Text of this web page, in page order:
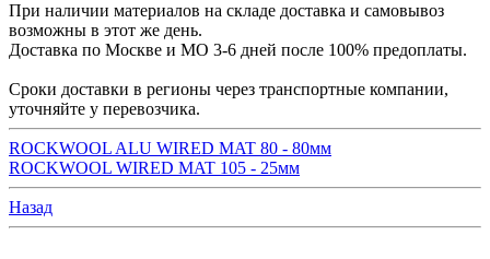
При наличии материалов на складе доставка и самовывоз
возможны в этот же день.
Доставка по Москве и МО 3-6 дней после 100% предоплаты.
Сроки доставки в регионы через транспортные компании,
уточняйте у перевозчика.
ROCKWOOL ALU WIRED MAT 80 - 80мм
ROCKWOOL WIRED MAT 105 - 25мм
Назад